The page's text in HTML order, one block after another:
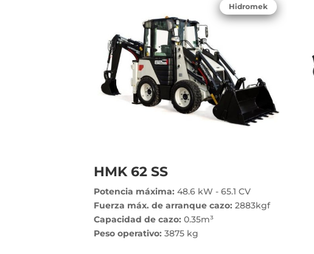
Hidromek
HMK 62 SS
Potencia máxima: 48.6 kW - 65.1 CV
Fuerza máx. de arranque cazo: 2883kgf
Capacidad de cazo: 0.35m³
Peso operativo: 3875 kg